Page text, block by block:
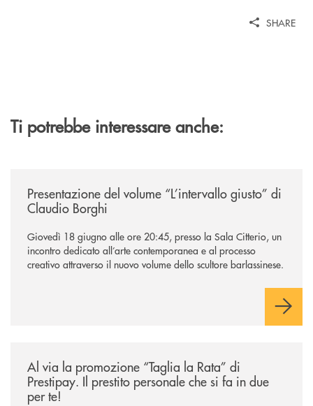
SHARE
Ti potrebbe interessare anche:
Presentazione del volume “L’intervallo giusto” di
Claudio Borghi
Giovedì 18 giugno alle ore 20:45, presso la Sala Citterio, un
incontro dedicato all’arte contemporanea e al processo
creativo attraverso il nuovo volume dello scultore barlassinese.
Al via la promozione “Taglia la Rata” di
Prestipay. Il prestito personale che si fa in due
per te!